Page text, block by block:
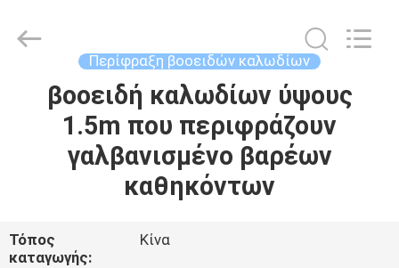
ΣΠΊΤΙ
ΠΡΟΪΌΝΤΑ
ΕΜΕΊΣ
Products
Co.,Ltd.
Περίφραξη βοοειδών καλωδίων
βοοειδή καλωδίων ύψους
1.5m που περιφράζουν
γαλβανισμένο βαρέων
καθηκόντων
Τόπος
καταγωγής:
Κίνα